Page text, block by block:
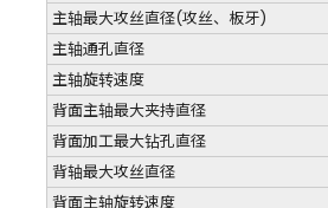
主轴最大攻丝直径(攻丝、板牙)
主轴通孔直径
主轴旋转速度
背面主轴最大夹持直径
背面加工最大钻孔直径
背轴最大攻丝直径
背面主轴旋转速度